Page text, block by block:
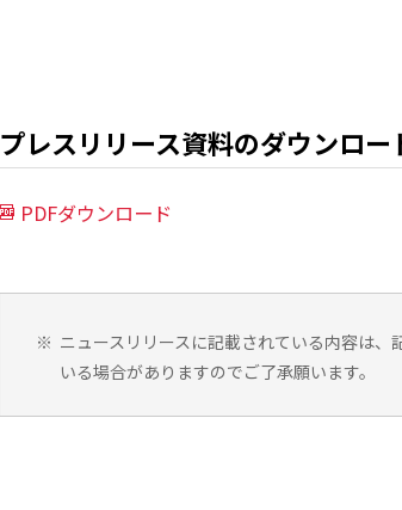
プレスリリース資料のダウンロー
PDFダウンロード
※ ニュースリリースに記載されている内容は
いる場合がありますのでご了承願います。